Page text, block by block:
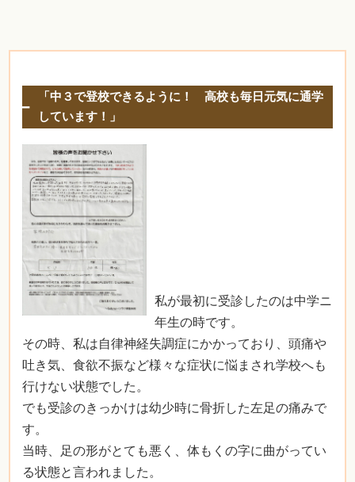
「中３で登校できるように！ 高校も毎日元気に通学
しています！」
私が最初に受診したのは中学ニ
年生の時です。
その時、私は自律神経失調症にかかっており、頭痛や
吐き気、食欲不振など様々な症状に悩まされ学校へも
行けない状態でした。
でも受診のきっかけは幼少時に骨折した左足の痛みで
す。
当時、足の形がとても悪く、体もくの字に曲がってい
る状態と言われました。